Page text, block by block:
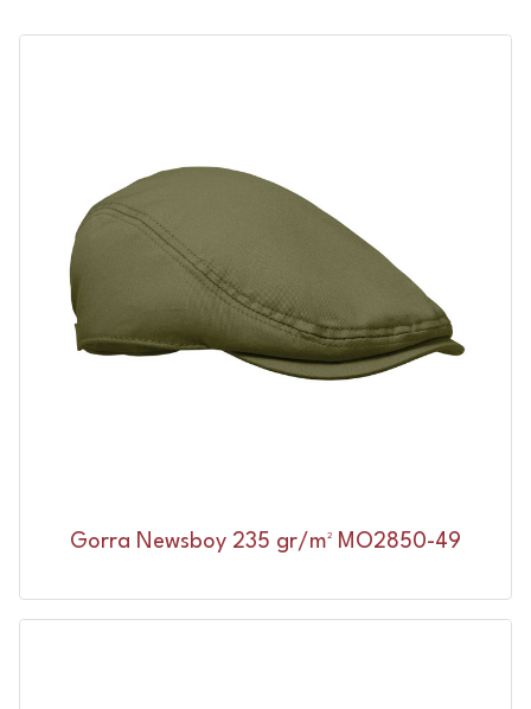
Gorra Newsboy 235 gr/m² MO2850-49